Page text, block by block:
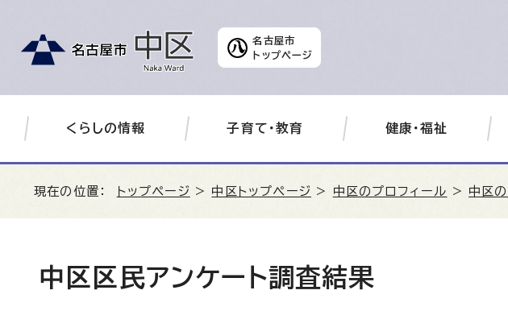
名古屋市
トップページ
くらしの情報 子育て・教育 健康・福祉
現在の位置： トップページ > 中区トップページ > 中区のプロフィール > 中区
中区区民アンケート調査結果